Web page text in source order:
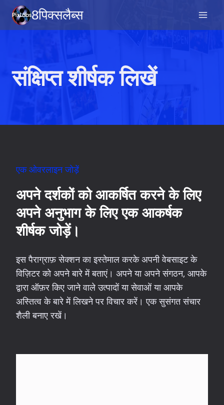
सामग्री
8पिक्सलैब्स
संक्षिप्त शीर्षक लिखें
एक ओवरलाइन जोड़ें
अपने दर्शकों को आकर्षित करने के लिए
अपने अनुभाग के लिए एक आकर्षक
शीर्षक जोड़ें।
इस पैराग्राफ़ सेक्शन का इस्तेमाल करके अपनी वेबसाइट के
विज़िटर को अपने बारे में बताएं। अपने या अपने संगठन, आपके
द्वारा ऑफ़र किए जाने वाले उत्पादों या सेवाओं या आपके
अस्तित्व के बारे में लिखने पर विचार करें। एक सुसंगत संचार
शैली बनाए रखें।